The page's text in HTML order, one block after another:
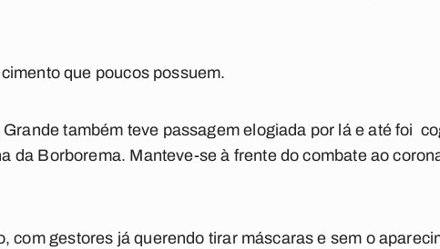
que poucos possuem.
também teve passagem elogiada por lá e até foi
da Borborema. Manteve-se à frente do combate ao
com gestores já querendo tirar máscaras e sem o